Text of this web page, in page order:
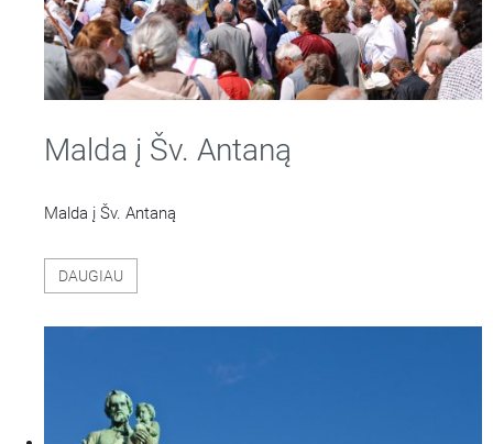
Malda į Šv. Antaną
Malda į Šv. Antaną
DAUGIAU